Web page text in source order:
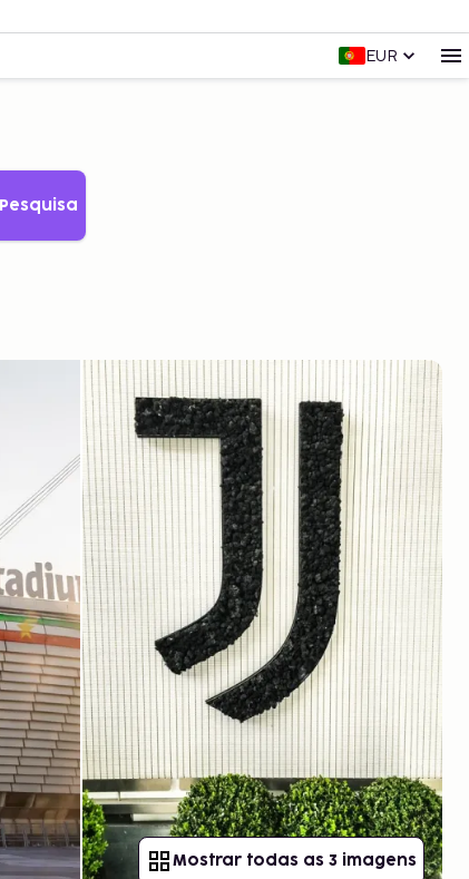
EUR
Pesquisa
Mostrar todas as 3 imagens